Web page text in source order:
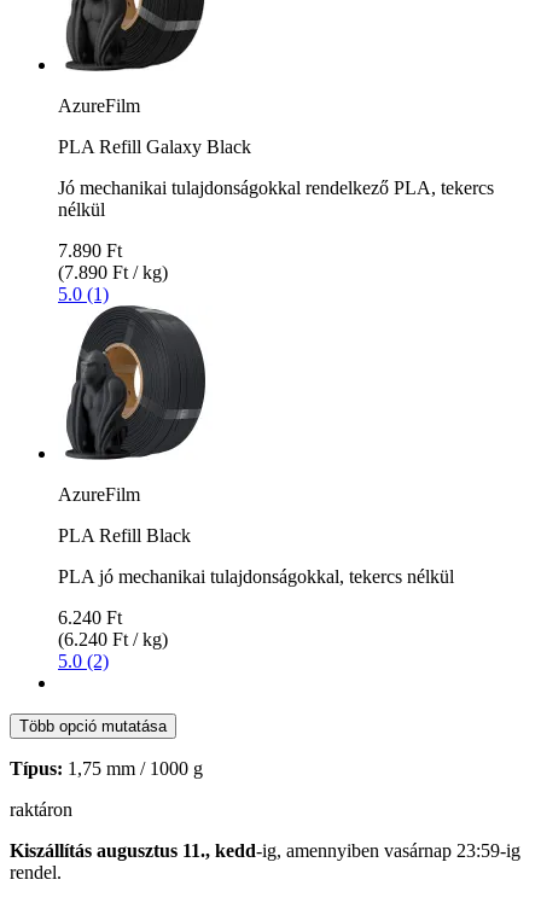
AzureFilm
PLA Refill Galaxy Black
Jó mechanikai tulajdonságokkal rendelkező PLA, tekercs
nélkül
7.890 Ft
(7.890 Ft / kg)
5.0 (1)
AzureFilm
PLA Refill Black
PLA jó mechanikai tulajdonságokkal, tekercs nélkül
6.240 Ft
(6.240 Ft / kg)
5.0 (2)
Több opció mutatása
Típus: 1,75 mm / 1000 g
raktáron
Kiszállítás augusztus 11., kedd-ig, amennyiben vasárnap 23:59-ig
rendel.